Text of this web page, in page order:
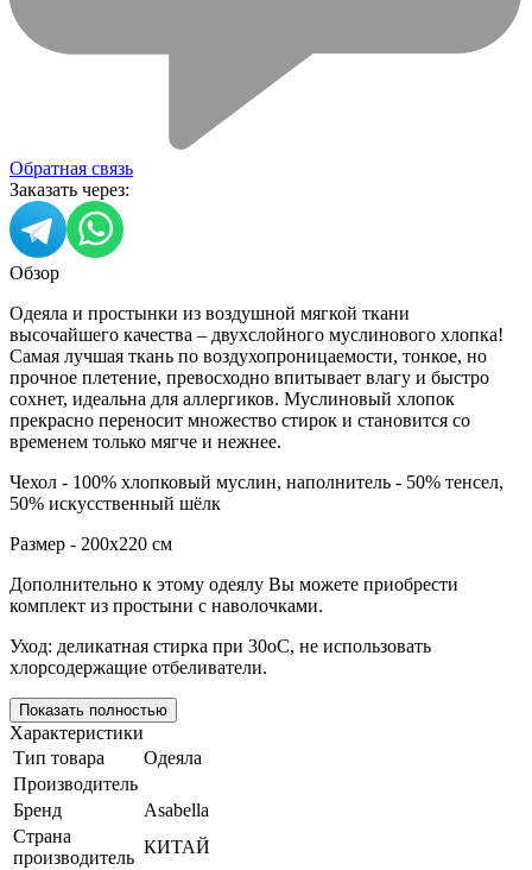
Обратная связь
Заказать через:
Обзор
Одеяла и простынки из воздушной мягкой ткани
высочайшего качества – двухслойного муслинового хлопка!
Самая лучшая ткань по воздухопроницаемости, тонкое, но
прочное плетение, превосходно впитывает влагу и быстро
сохнет, идеальна для аллергиков. Муслиновый хлопок
прекрасно переносит множество стирок и становится со
временем только мягче и нежнее.
Чехол - 100% хлопковый муслин, наполнитель - 50% тенсел,
50% искусственный шёлк
Размер - 200х220 см
Дополнительно к этому одеялу Вы можете приобрести
комплект из простыни с наволочками.
Уход: деликатная стирка при 30оС, не использовать
хлорсодержащие отбеливатели.
Показать полностью
Характеристики
Тип товара
Одеяла
Производитель
Бренд
Asabella
Страна
производитель
КИТАЙ